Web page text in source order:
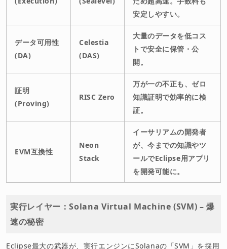
安定しやすい。
データ可用性
(DA)
Celestia
(DAS)
大量のデータを低コス
トで安全に保管・公
開。
証明
(Proving)
RISC Zero
万が一の不正も、ゼロ
知識証明で効率的に検
証。
EVM互換性
Neon
Stack
イーサリアムの開発者
が、今までの知識やツ
ールでEclipse用アプリ
を開発可能に。
実行レイヤー：Solana Virtual Machine (SVM) – 爆
速の秘密
Eclipse最大の武器が、実行エンジンにSolanaの「SVM」を採用